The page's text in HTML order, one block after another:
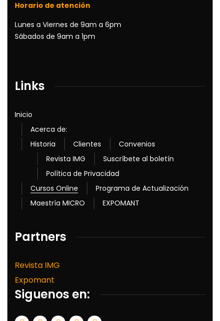
Horario de atención
Lunes a Viernes de 9am a 6pm
Sábados de 9am a 1pm
Links
Inicio
Acerca de:
Historia
Clientes
Convenios
Revista IMG
Suscríbete al boletín
Política de Privacidad
Cursos Online
Programa de Actualización
Maestría MICRO
EXPOMANT
Partners
Revista IMG
Expomant
Siguenos en: